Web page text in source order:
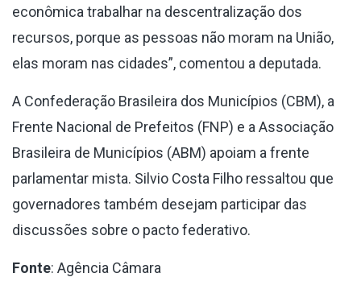
econômica trabalhar na descentralização dos
recursos, porque as pessoas não moram na União,
elas moram nas cidades”, comentou a deputada.
A Confederação Brasileira dos Municípios (CBM), a
Frente Nacional de Prefeitos (FNP) e a Associação
Brasileira de Municípios (ABM) apoiam a frente
parlamentar mista. Silvio Costa Filho ressaltou que
governadores também desejam participar das
discussões sobre o pacto federativo.
Fonte: Agência Câmara